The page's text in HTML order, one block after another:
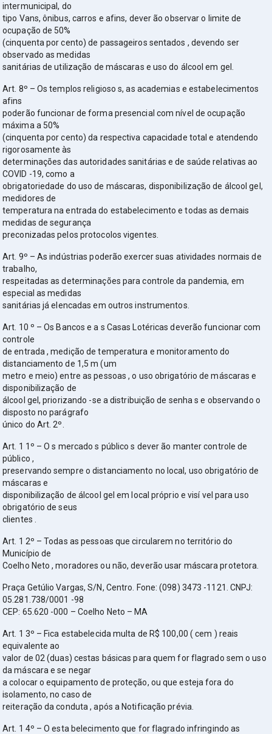
intermunicipal, do
tipo Vans, ônibus, carros e afins, dever ão observar o limite de
ocupação de 50%
(cinquenta por cento) de passageiros sentados , devendo ser
observado as medidas
sanitárias de utilização de máscaras e uso do álcool em gel.
Art. 8º – Os templos religioso s, as academias e estabelecimentos
afins
poderão funcionar de forma presencial com nível de ocupação
máxima a 50%
(cinquenta por cento) da respectiva capacidade total e atendendo
rigorosamente às
determinações das autoridades sanitárias e de saúde relativas ao
COVID -19, como a
obrigatoriedade do uso de máscaras, disponibilização de álcool gel,
medidores de
temperatura na entrada do estabelecimento e todas as demais
medidas de segurança
preconizadas pelos protocolos vigentes.
Art. 9º – As indústrias poderão exercer suas atividades normais de
trabalho,
respeitadas as determinações para controle da pandemia, em
especial as medidas
sanitárias já elencadas em outros instrumentos.
Art. 10 º – Os Bancos e a s Casas Lotéricas deverão funcionar com
controle
de entrada , medição de temperatura e monitoramento do
distanciamento de 1,5 m (um
metro e meio) entre as pessoas , o uso obrigatório de máscaras e
disponibilização de
álcool gel, priorizando -se a distribuição de senha s e observando o
disposto no parágrafo
único do Art. 2º.
Art. 1 1º – O s mercado s público s dever ão manter controle de
público ,
preservando sempre o distanciamento no local, uso obrigatório de
máscaras e
disponibilização de álcool gel em local próprio e visí vel para uso
obrigatório de seus
clientes .
Art. 1 2º – Todas as pessoas que circularem no território do
Município de
Coelho Neto , moradores ou não, deverão usar máscara protetora.
Praça Getúlio Vargas, S/N, Centro. Fone: (098) 3473 -1121. CNPJ:
05.281.738/0001 -98
CEP: 65.620 -000 – Coelho Neto – MA
Art. 1 3º – Fica estabelecida multa de R$ 100,00 ( cem ) reais
equivalente ao
valor de 02 (duas) cestas básicas para quem for flagrado sem o uso
da máscara e se negar
a colocar o equipamento de proteção, ou que esteja fora do
isolamento, no caso de
reiteração da conduta , após a Notificação prévia.
Art. 1 4º – O esta belecimento que for flagrado infringindo as